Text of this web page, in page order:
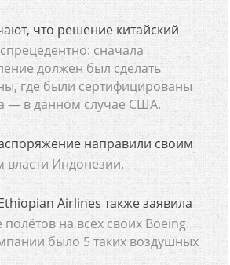
что решение китайский
сначала
должен был сделать
где были сертифицированы
— в данном случае США.
направили своим
Индонезии.
Airlines также заявила
на всех своих Boeing
было 5 таких воздушных